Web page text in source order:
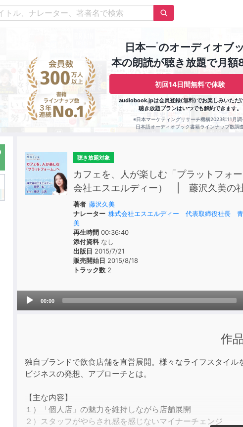
日本一※のオーディオブ
本の朗読が聴き放題で月額
初回14日間無料で体験
audiobook.jpは会員登録(無料)でお楽しみいただ
聴き放題プランはいつでも解約できます。
※日本マーケティングリサーチ機構2023年11月調
日本語オーディオブック書籍ラインナップ数調
聴き放題対象
カフェを、人が楽しむ「プラットフォ
会社エスエルディー） | 藤沢久美の
著者 藤沢久美
ナレーター 株式会社エスエルディー 代表取締役社長
美
再生時間00:36:40
添付資料なし
出版日 2015/7/21
販売開始日 2015/8/18
トラック数2
Audio
00:00
作
独自ブランドで飲食店舗を直営展開。様々なライフスタイ
ビジネスの発想、アプローチとは。
【主な内容】
１）「個人店」の魅力を維持しながら店舗展開
２）スタッフがやらされ感を感じないマイナーチェンジ